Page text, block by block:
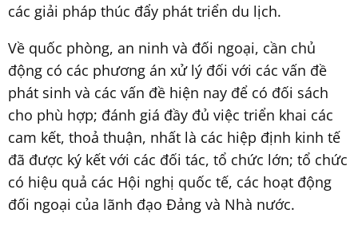
các giải pháp thúc đẩy phát triển du lịch.
Về quốc phòng, an ninh và đối ngoại, cần chủ
động có các phương án xử lý đối với các vấn đề
phát sinh và các vấn đề hiện nay để có đối sách
cho phù hợp; đánh giá đầy đủ việc triển khai các
cam kết, thoả thuận, nhất là các hiệp định kinh tế
đã được ký kết với các đối tác, tổ chức lớn; tổ chức
có hiệu quả các Hội nghị quốc tế, các hoạt động
đối ngoại của lãnh đạo Đảng và Nhà nước.